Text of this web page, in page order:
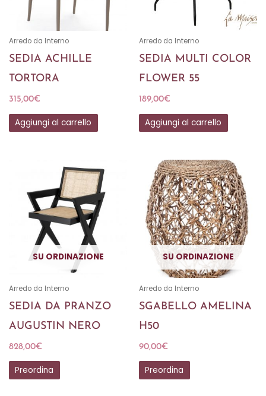
Arredo da Interno
SEDIA ACHILLE
TORTORA
315,00€
Aggiungi al carrello
Arredo da Interno
SEDIA MULTI COLOR
FLOWER 55
189,00€
Aggiungi al carrello
SU ORDINAZIONE
Arredo da Interno
SEDIA DA PRANZO
AUGUSTIN NERO
828,00€
Preordina
SU ORDINAZIONE
Arredo da Interno
SGABELLO AMELINA
H50
90,00€
Preordina